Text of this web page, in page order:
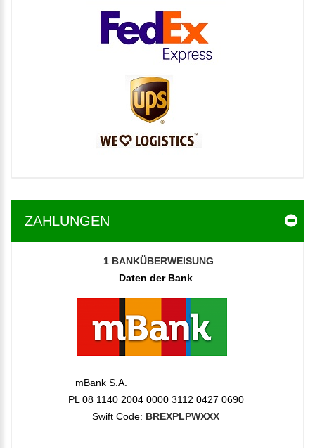
ZAHLUNGEN
1 BANKÜBERWEISUNG
Daten der Bank
mBank S.A.
PL 08 1140 2004 0000 3112 0427 0690
Swift Code: BREXPLPWXXX